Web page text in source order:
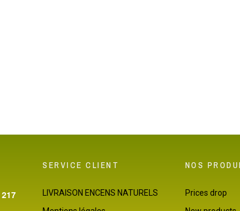
217
SERVICE CLIENT
LIVRAISON ENCENS NATURELS
NOS
Prices drop